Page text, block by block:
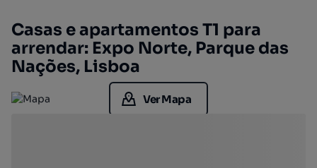
Casas e apartamentos T1 para
arrendar: Expo Norte, Parque das
Nações, Lisboa
Ver Mapa